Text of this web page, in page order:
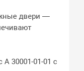
двери —
30001-01-01 с